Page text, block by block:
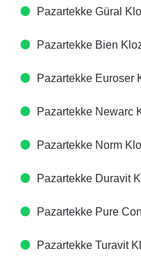
Pazartekke Güral
Pazartekke Bien
Pazartekke Euroser
Pazartekke Newarc
Pazartekke Norm
Pazartekke Duravit
Pazartekke Pure
Pazartekke Turavit